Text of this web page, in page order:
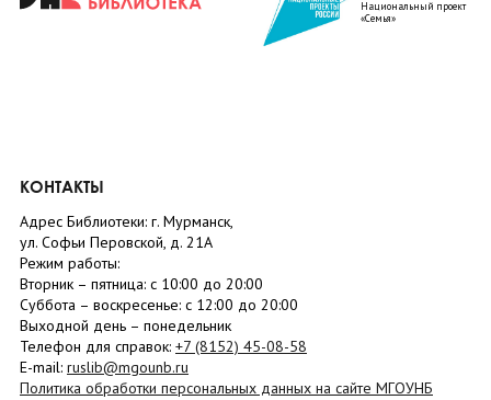
Национальный проект
«Семья»
КОНТАКТЫ
Адрес Библиотеки: г. Мурманск,
ул. Софьи Перовской, д. 21А
Режим работы:
Вторник – пятница: с 10:00 до 20:00
Суббота – воскресенье: c 12:00 до 20:00
Выходной день – понедельник
Телефон для справок: +7 (8152) 45-08-58
E-mail: ruslib@mgounb.ru
Политика обработки персональных данных на сайте МГОУНБ